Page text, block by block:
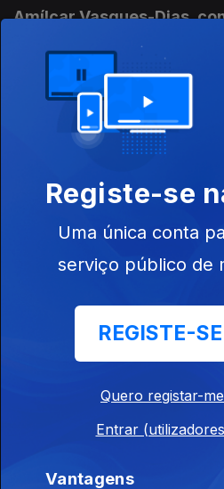
Amílcar Vasques-Dias,
nascido em Monção em
Escolas Superiores de
Porto, na Universidade de
Universidade de Évora, e
do Festival 20.21, em Évora
15 nov. 2019
Entrevista realizada por
compositor Carlos
compositor, Carlos
Música de Lisboa).
Música Hoje apresenta
ciclo «Na 1.ª Pessoa»,
17 out. 2019
Registe-se
Uma única conta
serviço público de
REGISTE-
Quero registar-
Entrar
Vantagens